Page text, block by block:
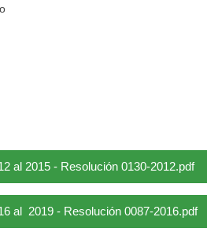
al 2015 - Resolución 0130-2012.pdf
al 2019 - Resolución 0087-2016.pdf